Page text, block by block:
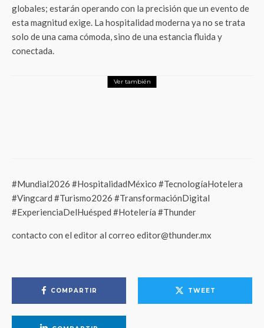
globales; estarán operando con la precisión que un evento de
esta magnitud exige. La hospitalidad moderna ya no se trata
solo de una cama cómoda, sino de una estancia fluida y
conectada.
Ver también
#Mundial2026 #HospitalidadMéxico #TecnologíaHotelera
#Vingcard #Turismo2026 #TransformaciónDigital
#ExperienciaDelHuésped #Hotelería #Thunder
contacto con el editor al correo editor@thunder.mx
COMPARTIR TWEET